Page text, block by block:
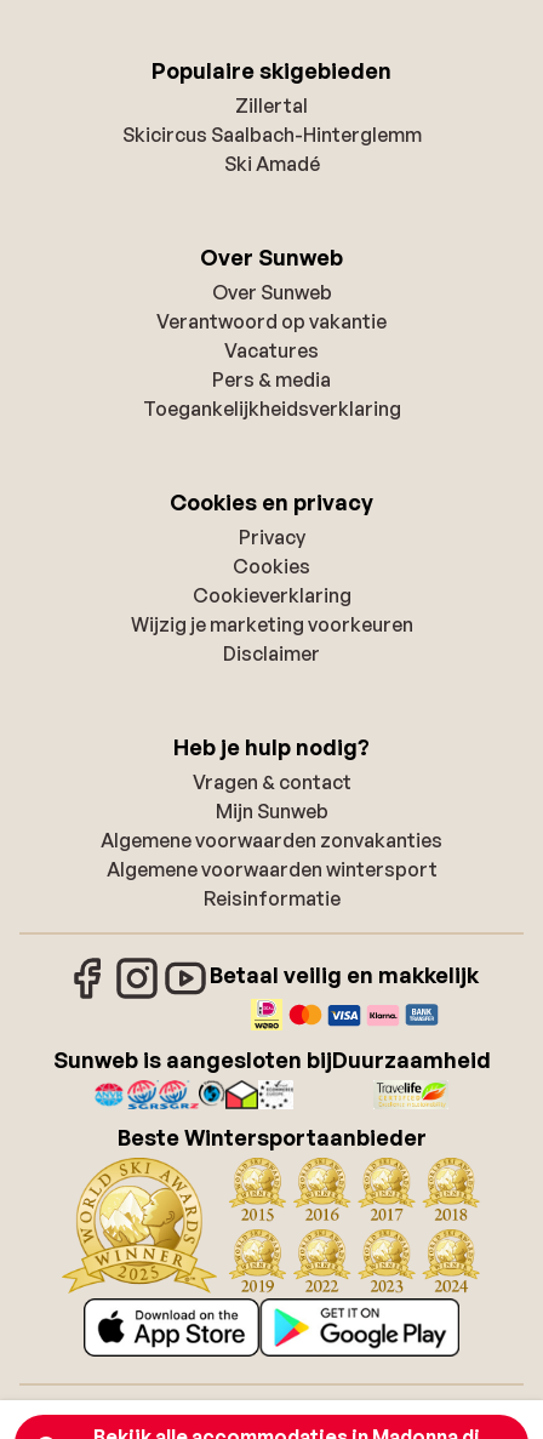
Populaire skigebieden
Zillertal
Skicircus Saalbach-Hinterglemm
Ski Amadé
Over Sunweb
Over Sunweb
Verantwoord op vakantie
Vacatures
Pers & media
Toegankelijkheidsverklaring
Cookies en privacy
Privacy
Cookies
Cookieverklaring
Wijzig je marketing voorkeuren
Disclaimer
Heb je hulp nodig?
Vragen & contact
Mijn Sunweb
Algemene voorwaarden zonvakanties
Algemene voorwaarden wintersport
Reisinformatie
Betaal veilig en makkelijk
Sunweb is aangesloten bijDuurzaamheid
Beste Wintersportaanbieder
Over SunwebVacatures